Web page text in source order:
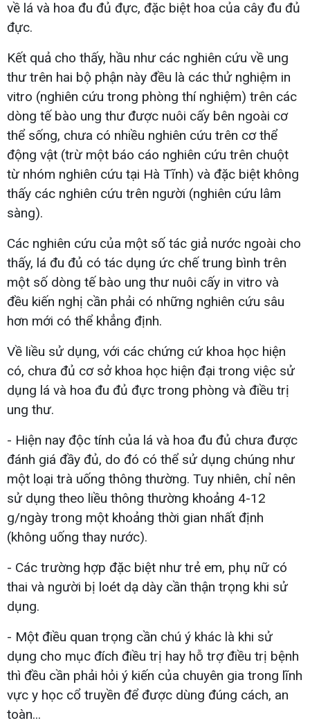
về lá và hoa đu đủ đực, đặc biệt hoa của cây đu đủ
đực.
Kết quả cho thấy, hầu như các nghiên cứu về ung
thư trên hai bộ phận này đều là các thử nghiệm in
vitro (nghiên cứu trong phòng thí nghiệm) trên các
dòng tế bào ung thư được nuôi cấy bên ngoài cơ
thể sống, chưa có nhiều nghiên cứu trên cơ thể
động vật (trừ một báo cáo nghiên cứu trên chuột
từ nhóm nghiên cứu tại Hà Tĩnh) và đặc biệt không
thấy các nghiên cứu trên người (nghiên cứu lâm
sàng).
Các nghiên cứu của một số tác giả nước ngoài cho
thấy, lá đu đủ có tác dụng ức chế trung bình trên
một số dòng tế bào ung thư nuôi cấy in vitro và
đều kiến nghị cần phải có những nghiên cứu sâu
hơn mới có thể khẳng định.
Về liều sử dụng, với các chứng cứ khoa học hiện
có, chưa đủ cơ sở khoa học hiện đại trong việc sử
dụng lá và hoa đu đủ đực trong phòng và điều trị
ung thư.
- Hiện nay độc tính của lá và hoa đu đủ chưa được
đánh giá đầy đủ, do đó có thể sử dụng chúng như
một loại trà uống thông thường. Tuy nhiên, chỉ nên
sử dụng theo liều thông thường khoảng 4-12
g/ngày trong một khoảng thời gian nhất định
(không uống thay nước).
- Các trường hợp đặc biệt như trẻ em, phụ nữ có
thai và người bị loét dạ dày cần thận trọng khi sử
dụng.
- Một điều quan trọng cần chú ý khác là khi sử
dụng cho mục đích điều trị hay hỗ trợ điều trị bệnh
thì đều cần phải hỏi ý kiến của chuyên gia trong lĩnh
vực y học cổ truyền để được dùng đúng cách, an
toàn...